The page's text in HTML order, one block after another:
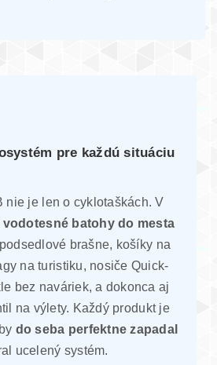
pre každú situáciu
je len o cyklotaškách. V
vodotesné batohy do mesta
brašne, košíky na
na turistiku, nosiče Quick-
bez naváriek, a dokonca aj
na výlety. Každý produkt je
do seba perfektne zapadal
ucelený systém.